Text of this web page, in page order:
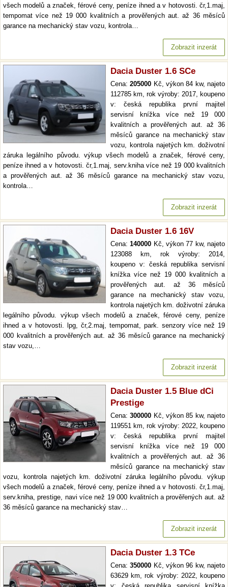
všech modelů a značek, férové ceny, peníze ihned a v hotovosti. čr,1.maj,
tempomat více než 19 000 kvalitních a prověřených aut. až 36 měsíců
garance na mechanický stav vozu, kontrola…
Zobrazit inzerát
Dacia Duster 1.6 SCe
Cena:205000 Kč, výkon 84 kw, najeto
112785 km, rok výroby: 2017, koupeno
v: česká republika první majitel
servisní knížka více než 19 000
kvalitních a prověřených aut. až 36
měsíců garance na mechanický stav
vozu, kontrola najetých km. doživotní
záruka legálního původu. výkup všech modelů a značek, férové ceny,
peníze ihned a v hotovosti. čr,1.maj, serv.kniha více než 19 000 kvalitních
a prověřených aut. až 36 měsíců garance na mechanický stav vozu,
kontrola…
Zobrazit inzerát
Dacia Duster 1.6 16V
Cena:140000 Kč, výkon 77 kw, najeto
123088 km, rok výroby: 2014,
koupeno v: česká republika servisní
knížka více než 19 000 kvalitních a
prověřených aut. až 36 měsíců
garance na mechanický stav vozu,
kontrola najetých km. doživotní záruka
legálního původu. výkup všech modelů a značek, férové ceny, peníze
ihned a v hotovosti. lpg, čr,2.maj, tempomat, park. senzory více než 19
000 kvalitních a prověřených aut. až 36 měsíců garance na mechanický
stav vozu,…
Zobrazit inzerát
Dacia Duster 1.5 Blue dCi
Prestige
Cena:300000 Kč, výkon 85 kw, najeto
119551 km, rok výroby: 2022, koupeno
v: česká republika první majitel
servisní knížka více než 19 000
kvalitních a prověřených aut. až 36
měsíců garance na mechanický stav
vozu, kontrola najetých km. doživotní záruka legálního původu. výkup
všech modelů a značek, férové ceny, peníze ihned a v hotovosti. čr,1.maj,
serv.kniha, prestige, navi více než 19 000 kvalitních a prověřených aut. až
36 měsíců garance na mechanický stav…
Zobrazit inzerát
Dacia Duster 1.3 TCe
Cena:350000 Kč, výkon 96 kw, najeto
63629 km, rok výroby: 2022, koupeno